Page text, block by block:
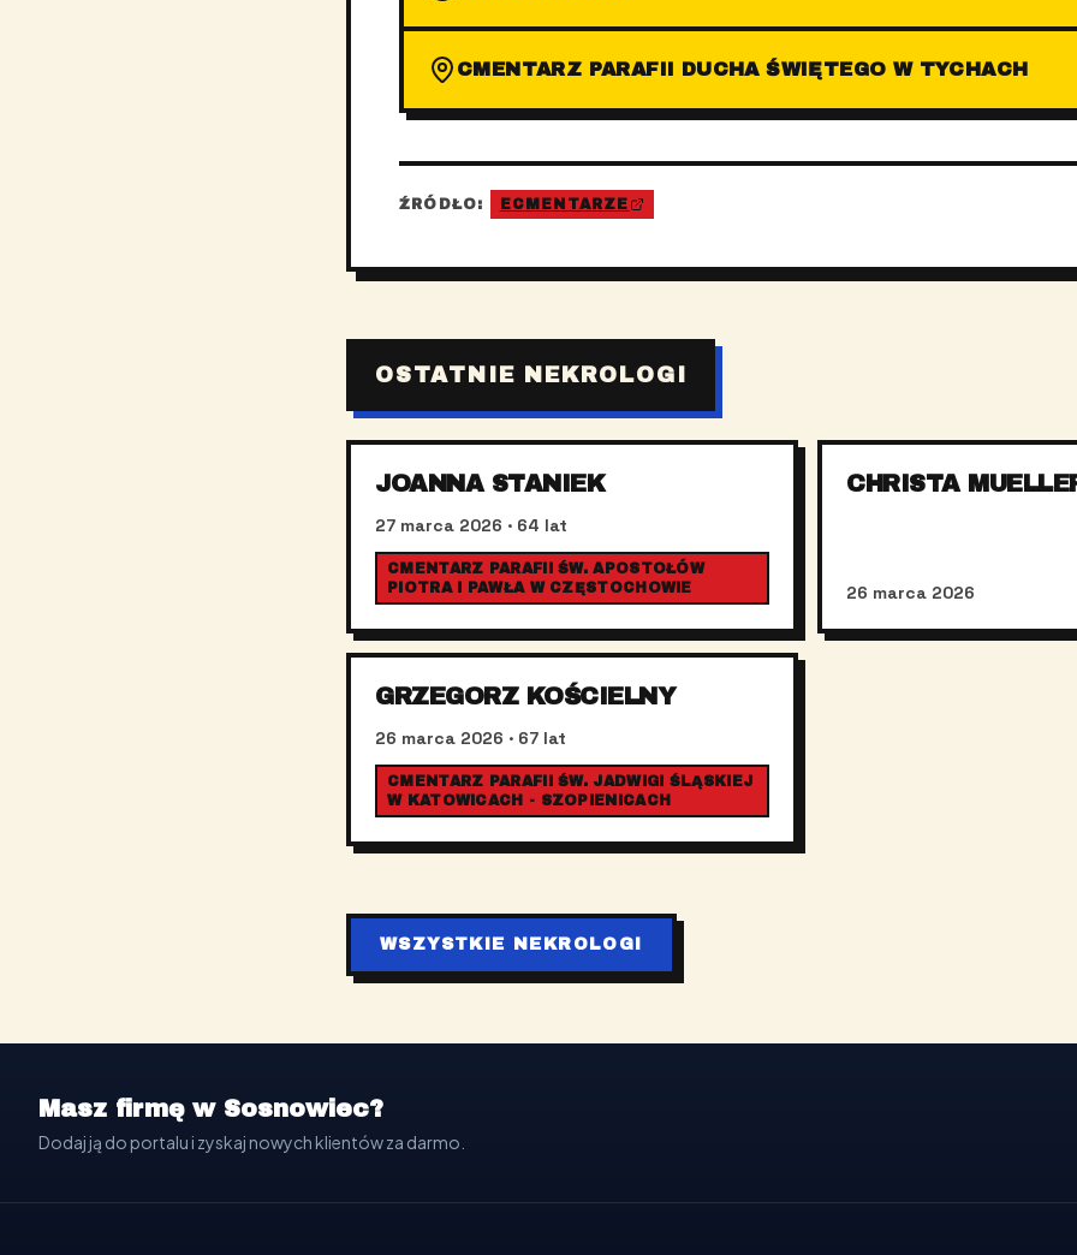
CMENTARZ PARAFII DUCHA ŚWIĘTEGO W TYCHACH
ŹRÓDŁO: ECMENTARZE
OSTATNIE NEKROLOGI
JOANNA STANIEK
27 marca 2026 · 64 lat
CMENTARZ PARAFII ŚW. APOSTOŁÓW
PIOTRA I PAWŁA W CZĘSTOCHOWIE
CHRISTA
26 marca 2026
GRZEGORZ KOŚCIELNY
26 marca 2026 · 67 lat
CMENTARZ PARAFII ŚW. JADWIGI ŚLĄSKIEJ
W KATOWICACH - SZOPIENICACH
WSZYSTKIE NEKROLOGI
Masz firmę w Sosnowiec?
Dodaj ją do portalu i zyskaj nowych klientów za darmo.